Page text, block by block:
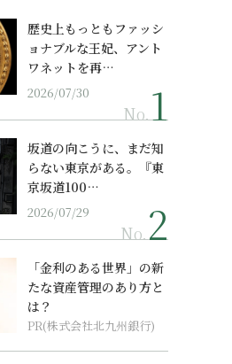
歴史上もっともファッシ
ョナブルな王妃、アント
ワネットを再…
2026/07/30
No.
坂道の向こうに、まだ知
らない東京がある。『東
京坂道100…
2026/07/29
No.
「金利のある世界」の新
たな資産管理のあり方と
は？
PR(株式会社北九州銀行)